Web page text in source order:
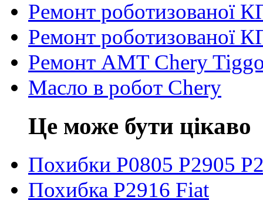
Ремонт роботизованої
Ремонт роботизованої
Ремонт AMT Chery
Масло в робот Chery
Це може бути цікаво
Похибки P0805 P2905
Похибка P2916 Fiat